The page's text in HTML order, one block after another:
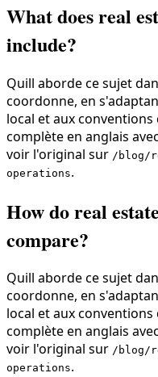
What does real
include?
Quill aborde ce sujet
coordonne, en
local et aux
complète en anglais
voir l'original sur /blog/
operations.
How do real
compare?
Quill aborde ce sujet
coordonne, en
local et aux
complète en anglais
voir l'original sur /blog/
operations.